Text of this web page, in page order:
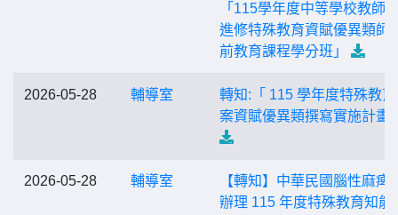
「115學年度中等學校教師
進修特殊教育資賦優異類師
前教育課程學分班」
2026-05-28 輔導室
轉知:「 115 學年度特殊教
案資賦優異類撰寫實施計畫
2026-05-28 輔導室
【轉知】中華民國腦性麻痺
辦理 115 年度特殊教育知能